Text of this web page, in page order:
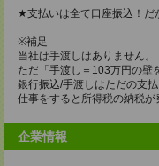
★支払いは全て口座振込！だ
※補足
当社は手渡しはありません。
ただ「手渡し＝103万円の壁
銀行振込/手渡しはただの支払
仕事をすると所得税の納税が
企業情報